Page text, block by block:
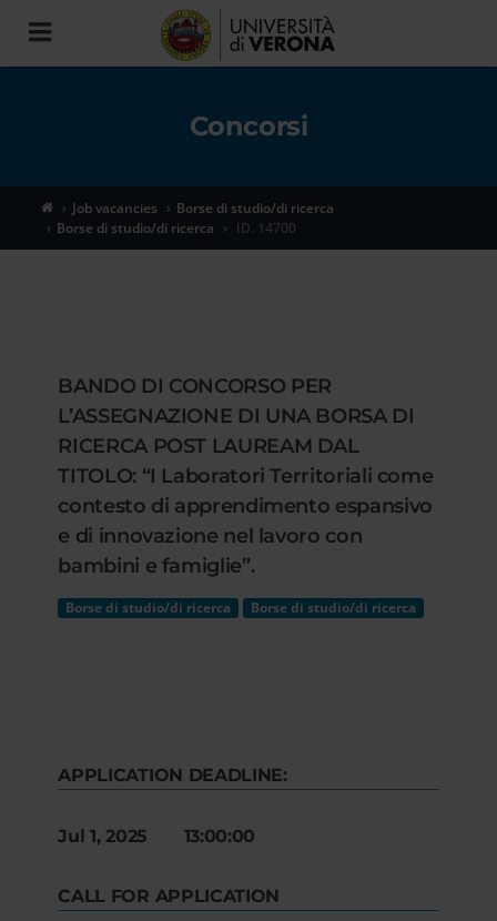
Toggle
navigation
Concorsi
Job vacancies
Borse di studio/di ricerca
Borse di studio/di ricerca
ID. 14700
BANDO DI CONCORSO PER
L’ASSEGNAZIONE DI UNA BORSA DI
RICERCA POST LAUREAM DAL
TITOLO: “I Laboratori Territoriali come
contesto di apprendimento espansivo
e di innovazione nel lavoro con
bambini e famiglie”.
Borse di studio/di ricerca Borse di studio/di ricerca
APPLICATION DEADLINE:
Jul 1, 2025 13:00:00
CALL FOR APPLICATION